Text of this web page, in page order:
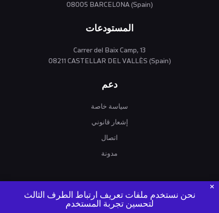
08005 BARCELONA (Spain)
المستودعات
Carrer del Baix Camp, 13
08211 CASTELLAR DEL VALLÈS (Spain)
دعم
سياسة خاصة
إشعار قانوني
اتصال
مدونة
نحن نستخدم ملفات تعريف ارتباط الطرف الثالث
لتحسين تجربة المستخدم